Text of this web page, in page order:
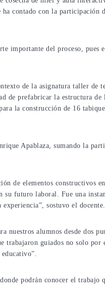
contado con la participación
importante del proceso, pues
de la asignatura taller de
de prefabricar la estructura
la construcción de 16
Apablaza, sumando la
de elementos constructivos
su futuro laboral. Fue una
sostuvo el docente.
alumnos desde dos
trabajaron guiados no solo por
podrán conocer el trabajo